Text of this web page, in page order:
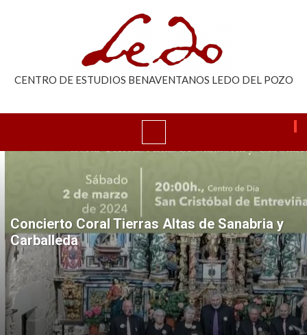
CENTRO DE ESTUDIOS BENAVENTANOS LEDO DEL POZO
Concierto Coral Tierras Altas de Sanabria y
Carballeda